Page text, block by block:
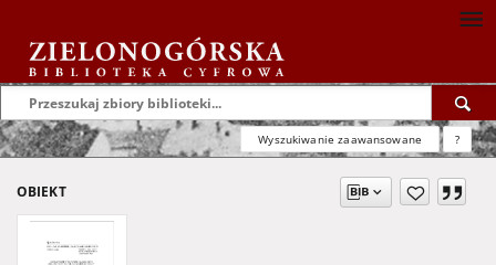
Wyszukiwanie zaawansowane ?
OBIEKT